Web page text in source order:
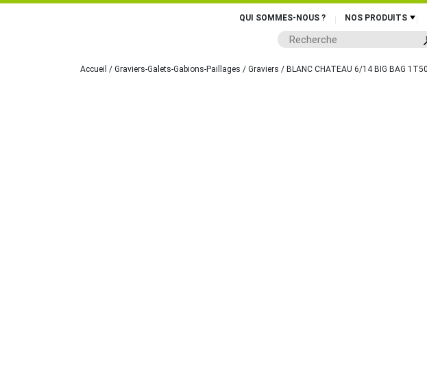
QUI SOMMES-NOUS ? NOS PRODUITS
Accueil / Graviers-Galets-Gabions-Paillages / Graviers / BLANC CHATEAU 6/14 BIG BAG